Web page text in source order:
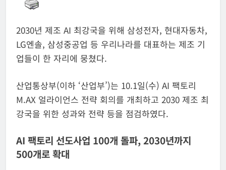
2030년 제조 AI 최강국을 위해 삼성전자, 현대자동차,
LG엔솔, 삼성중공업 등 우리나라를 대표하는 제조 기
업들이 한 자리에 뭉쳤다.
산업통상부(이하 ‘산업부’)는 10.1일(수) AI 팩토리
M.AX 얼라이언스 전략 회의를 개최하고 2030 제조 최
강국을 위한 성과와 전략 등을 점검하였다.
AI 팩토리 선도사업 100개 돌파, 2030년까지
500개로 확대